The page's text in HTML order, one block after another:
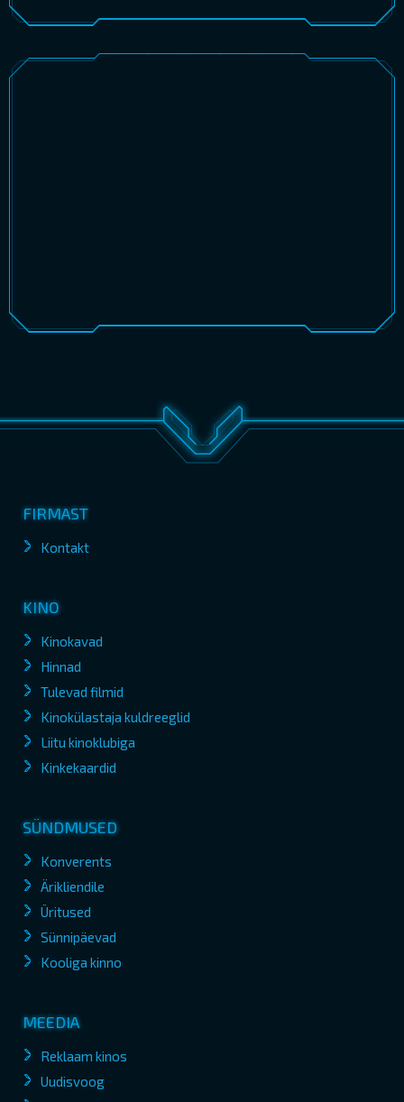
FIRMAST
Kontakt
KINO
Kinokavad
Hinnad
Tulevad filmid
Kinokülastaja kuldreeglid
Liitu kinoklubiga
Kinkekaardid
SÜNDMUSED
Konverents
Ärikliendile
Üritused
Sünnipäevad
Kooliga kinno
MEEDIA
Reklaam kinos
Uudisvoog